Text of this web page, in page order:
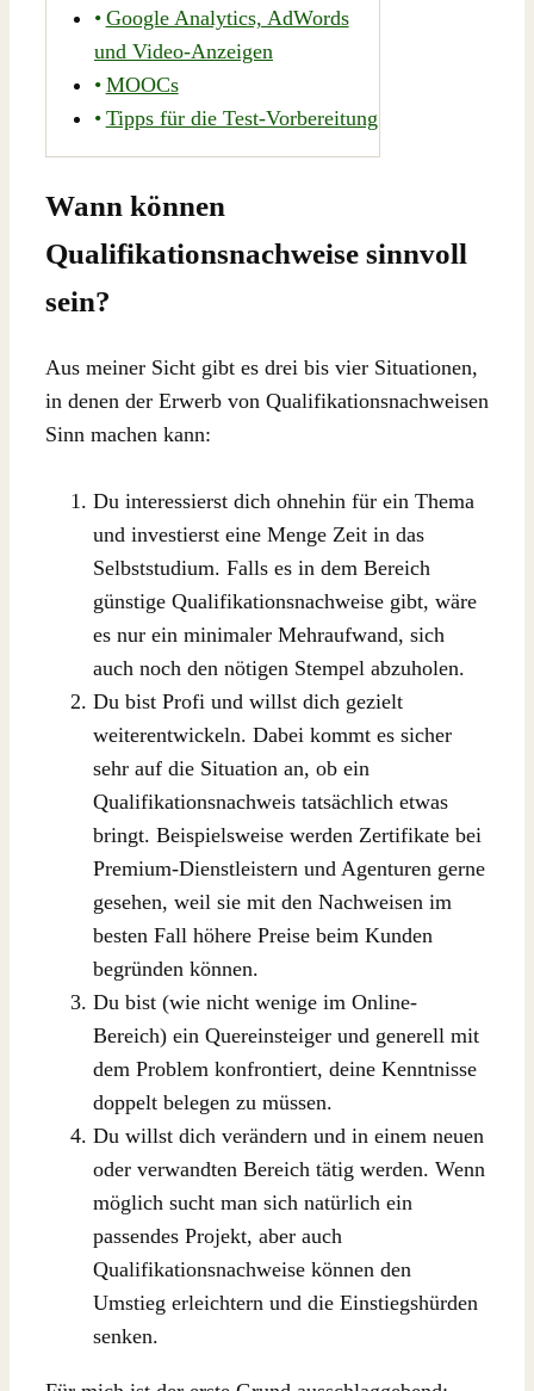
Google Analytics, AdWords
und Video-Anzeigen
MOOCs
Tipps für die Test-Vorbereitung
Wann können
Qualifikationsnachweise sinnvoll
sein?
Aus meiner Sicht gibt es drei bis vier Situationen,
in denen der Erwerb von Qualifikationsnachweisen
Sinn machen kann:
Du interessierst dich ohnehin für ein Thema
und investierst eine Menge Zeit in das
Selbststudium. Falls es in dem Bereich
günstige Qualifikationsnachweise gibt, wäre
es nur ein minimaler Mehraufwand, sich
auch noch den nötigen Stempel abzuholen.
Du bist Profi und willst dich gezielt
weiterentwickeln. Dabei kommt es sicher
sehr auf die Situation an, ob ein
Qualifikationsnachweis tatsächlich etwas
bringt. Beispielsweise werden Zertifikate bei
Premium-Dienstleistern und Agenturen gerne
gesehen, weil sie mit den Nachweisen im
besten Fall höhere Preise beim Kunden
begründen können.
Du bist (wie nicht wenige im Online-
Bereich) ein Quereinsteiger und generell mit
dem Problem konfrontiert, deine Kenntnisse
doppelt belegen zu müssen.
Du willst dich verändern und in einem neuen
oder verwandten Bereich tätig werden. Wenn
möglich sucht man sich natürlich ein
passendes Projekt, aber auch
Qualifikationsnachweise können den
Umstieg erleichtern und die Einstiegshürden
senken.